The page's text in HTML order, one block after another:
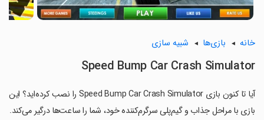
خانه بازی‌ها شبیه سازی
Speed Bump Car Crash Simulator
آیا تا کنون بازی Speed Bump Car Crash Simulator را نصب کرده‌اید؟ این
بازی با مراحل جذاب و گیم‌پلی سرگرم‌کننده خود، شما را ساعت‌ها درگیر می‌کند.